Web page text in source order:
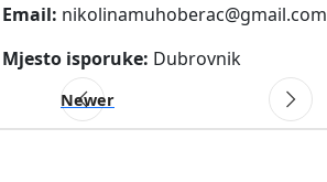
Email: nikolinamuhoberac@gmail.com
Mjesto isporuke: Dubrovnik
Newer